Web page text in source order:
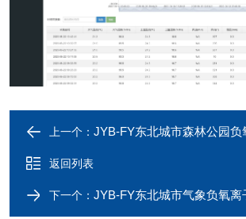
上一个： JYB-FY东北城市森林公园负
返回列表
下一个： JYB-FY东北城市气象负氧离